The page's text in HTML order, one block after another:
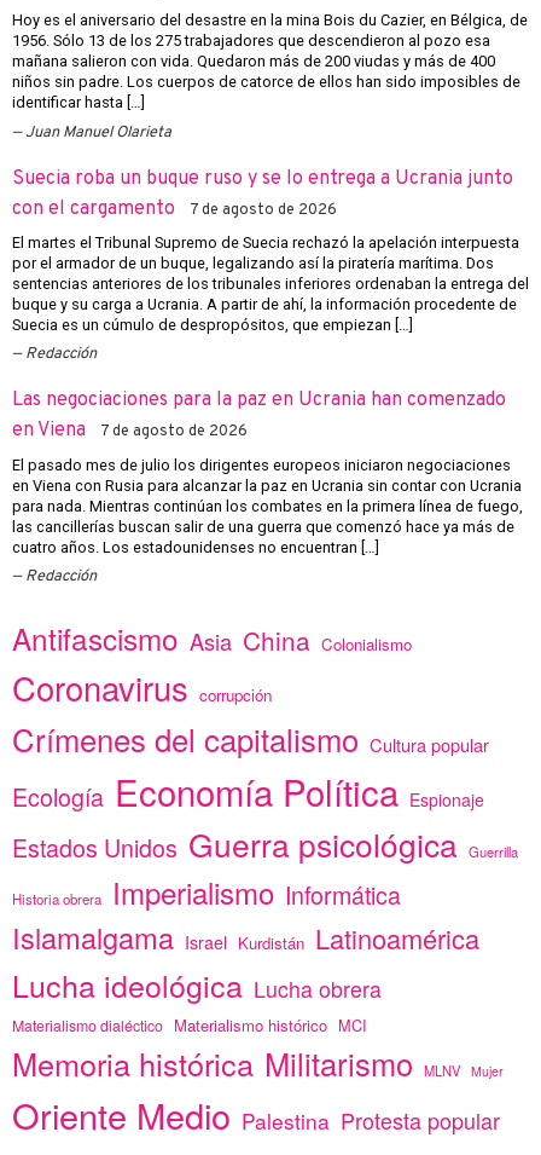
Hoy es el aniversario del desastre en la mina Bois du Cazier, en Bélgica, de
1956. Sólo 13 de los 275 trabajadores que descendieron al pozo esa
mañana salieron con vida. Quedaron más de 200 viudas y más de 400
niños sin padre. Los cuerpos de catorce de ellos han sido imposibles de
identificar hasta […]
Juan Manuel Olarieta
Suecia roba un buque ruso y se lo entrega a Ucrania junto
con el cargamento
7 de agosto de 2026
El martes el Tribunal Supremo de Suecia rechazó la apelación interpuesta
por el armador de un buque, legalizando así la piratería marítima. Dos
sentencias anteriores de los tribunales inferiores ordenaban la entrega del
buque y su carga a Ucrania. A partir de ahí, la información procedente de
Suecia es un cúmulo de despropósitos, que empiezan […]
Redacción
Las negociaciones para la paz en Ucrania han comenzado
en Viena
7 de agosto de 2026
El pasado mes de julio los dirigentes europeos iniciaron negociaciones
en Viena con Rusia para alcanzar la paz en Ucrania sin contar con Ucrania
para nada. Mientras continúan los combates en la primera línea de fuego,
las cancillerías buscan salir de una guerra que comenzó hace ya más de
cuatro años. Los estadounidenses no encuentran […]
Redacción
Antifascismo Asia China Colonialismo
Coronavirus corrupción
Crímenes del capitalismo Cultura popular
Ecología Economía Política Espionaje
Estados Unidos Guerra psicológica Guerrilla
Historia obrera Imperialismo Informática
Islamalgama Israel Kurdistán Latinoamérica
Lucha ideológica Lucha obrera
Materialismo dialéctico Materialismo histórico MCI
Memoria histórica Militarismo MLNV Mujer
Oriente Medio Palestina Protesta popular